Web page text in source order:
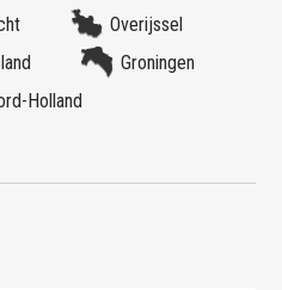
Overijssel
Groningen
Holland